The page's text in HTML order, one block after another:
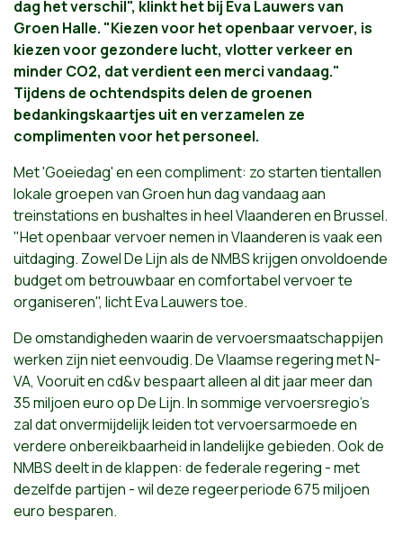
dag het verschil", klinkt het bij Eva Lauwersvan
Groen Halle. "Kiezen voor het openbaar vervoer, is
kiezen voor gezondere lucht, vlotter verkeer en
minder CO2, dat verdient een merci vandaag."
Tijdens de ochtendspits delen de groenen
bedankingskaartjes uit en verzamelen ze
complimenten voor het personeel.
Met 'Goeiedag' en een compliment: zo starten tientallen
lokale groepen van Groen hun dag vandaag aan
treinstations en bushaltes in heel Vlaanderen en Brussel.
"Het openbaar vervoer nemen in Vlaanderen is vaak een
uitdaging. Zowel De Lijn als de NMBS krijgen onvoldoende
budget om betrouwbaar en comfortabel vervoer te
organiseren", lichtEva Lauwerstoe.
De omstandigheden waarin de vervoersmaatschappijen
werken zijn niet eenvoudig. De Vlaamse regering met N-
VA, Vooruit en cd&v bespaart alleen al dit jaar meer dan
35 miljoen euro op De Lijn. In sommige vervoersregio's
zal dat onvermijdelijk leiden tot vervoersarmoede en
verdere onbereikbaarheid in landelijke gebieden. Ook de
NMBS deelt in de klappen: de federale regering - met
dezelfde partijen - wil deze regeerperiode 675 miljoen
euro besparen.